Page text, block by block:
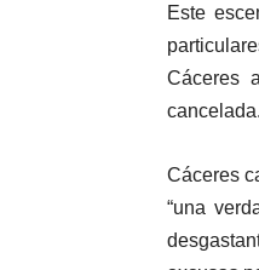
Este
Cáceres
cancelada.
Cáceres
“una